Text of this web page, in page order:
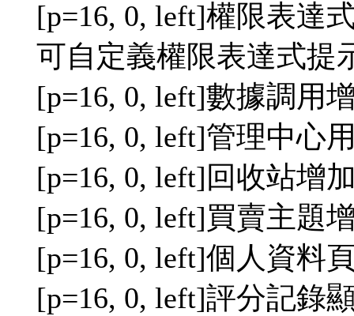
[p=16, 0, left]權限表達
可自定義權限表達式提
[p=16, 0, left]數據調用
[p=16, 0, left]管理中心
[p=16, 0, left]回收站增
[p=16, 0, left]買賣主題
[p=16, 0, left]個人資料
[p=16, 0, left]評分記錄